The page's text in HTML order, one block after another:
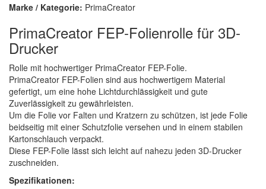
Marke / Kategorie: PrimaCreator
PrimaCreator FEP-Folienrolle für 3D-
Drucker
Rolle mit hochwertiger PrimaCreator FEP-Folie.
PrimaCreator FEP-Folien sind aus hochwertigem Material
gefertigt, um eine hohe Lichtdurchlässigkeit und gute
Zuverlässigkeit zu gewährleisten.
Um die Folie vor Falten und Kratzern zu schützen, ist jede Folie
beidseitig mit einer Schutzfolie versehen und in einem stabilen
Kartonschlauch verpackt.
Diese FEP-Folie lässt sich leicht auf nahezu jeden 3D-Drucker
zuschneiden.
Spezifikationen: